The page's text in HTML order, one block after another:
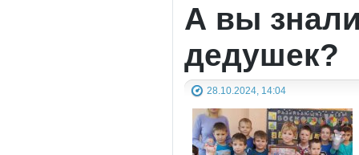
А вы
дедушек?
28.10.2024, 14:04